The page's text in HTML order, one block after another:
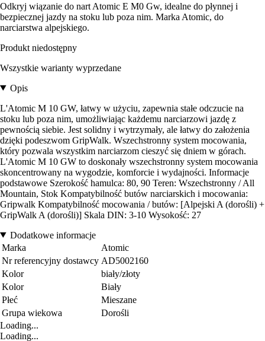
Odkryj wiązanie do nart Atomic E M0 Gw, idealne do płynnej i
bezpiecznej jazdy na stoku lub poza nim. Marka Atomic, do
narciarstwa alpejskiego.
Produkt niedostępny
Wszystkie warianty wyprzedane
Opis
L'Atomic M 10 GW, łatwy w użyciu, zapewnia stałe odczucie na
stoku lub poza nim, umożliwiając każdemu narciarzowi jazdę z
pewnością siebie. Jest solidny i wytrzymały, ale łatwy do założenia
dzięki podeszwom GripWalk. Wszechstronny system mocowania,
który pozwala wszystkim narciarzom cieszyć się dniem w górach.
L'Atomic M 10 GW to doskonały wszechstronny system mocowania
skoncentrowany na wygodzie, komforcie i wydajności. Informacje
podstawowe Szerokość hamulca: 80, 90 Teren: Wszechstronny / All
Mountain, Stok Kompatybilność butów narciarskich i mocowania:
Gripwalk Kompatybilność mocowania / butów: [Alpejski A (dorośli) +
GripWalk A (dorośli)] Skala DIN: 3-10 Wysokość: 27
Dodatkowe informacje
Marka
Atomic
Nr referencyjny dostawcy AD5002160
Kolor
biały/złoty
Kolor
Biały
Płeć
Mieszane
Grupa wiekowa
Dorośli
Loading...
Loading...